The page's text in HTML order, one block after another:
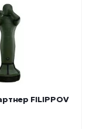
FILIPPOV